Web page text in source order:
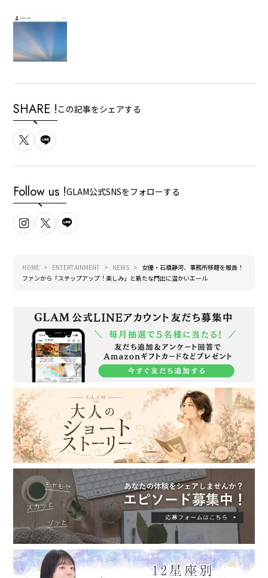
SHARE ! この記事をシェアする
Follow us !GLAM公式SNSをフォローする
HOME ENTERTAINMENT NEWS
女優・石橋静河、事務所移籍を報告！
ファンから「ステップアップ！楽しみ」と新たな門出に温かいエール